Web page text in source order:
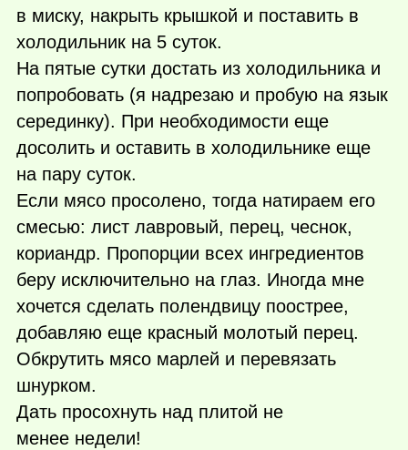
в миску, накрыть крышкой и поставить в
холодильник на 5 суток.
На пятые сутки достать из холодильника и
попробовать (я надрезаю и пробую на язык
серединку). При необходимости еще
досолить и оставить в холодильнике еще
на пару суток.
Если мясо просолено, тогда натираем его
смесью: лист лавровый, перец, чеснок,
кориандр. Пропорции всех ингредиентов
беру исключительно на глаз. Иногда мне
хочется сделать полендвицу поострее,
добавляю еще красный молотый перец.
Обкрутить мясо марлей и перевязать
шнурком.
Дать просохнуть над плитой не
менее недели!